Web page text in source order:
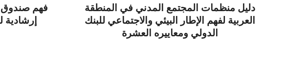
فهم صندوق
دليل منظمات المجتمع المدني في المنطقة
العربية لفهم الإطار البيئي والاجتماعي للبنك
الدولي ومعاييره العشرة